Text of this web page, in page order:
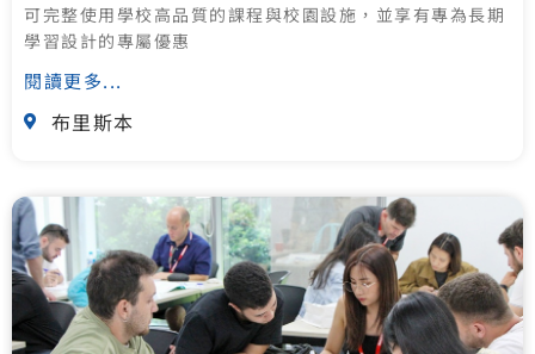
可完整使用學校高品質的課程與校園設施，並享有專為長期
學習設計的專屬優惠
閱讀更多...
布里斯本